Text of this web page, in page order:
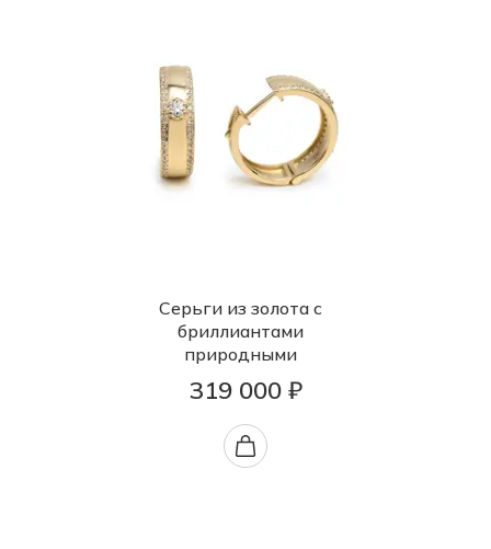
Серьги из золота с
бриллиантами
природными
319 000 ₽